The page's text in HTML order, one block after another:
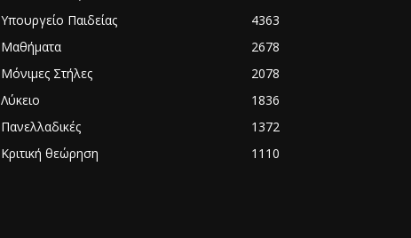
Υπουργείο Παιδείας
4363
Μαθήματα
2678
Μόνιμες Στήλες
2078
Λύκειο
1836
Πανελλαδικές
1372
Κριτική θεώρηση
1110